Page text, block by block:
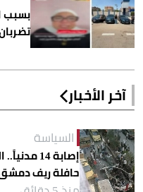
بسبب
آخر الأخبار
السياسة
إصابة 14
حافلة ريف